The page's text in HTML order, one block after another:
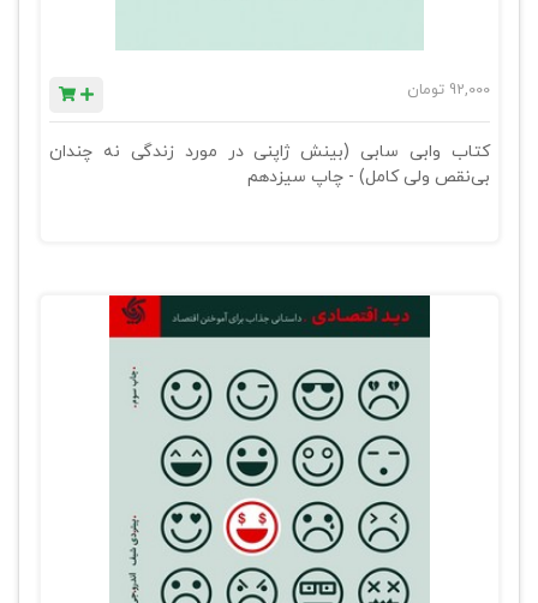
92,000 تومان
کتاب وابی سابی (بینش ژاپنی در مورد زندگی نه چندان
بی‌نقص ولی کامل) - چاپ سیزدهم